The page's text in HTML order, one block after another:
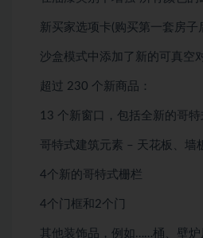
新买家选项卡(购买第一套房子
沙盒模式中添加了新的可真空
超过 230 个新商品：
13 个新窗口，包括全新的哥特
哥特式建筑元素 – 天花板、墙
4个新的哥特式栅栏
4个门框和2个门
其他装饰品，例如……桶、壁